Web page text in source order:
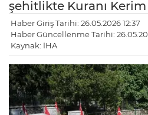
şehitlikte Kuranı
Haber Giriş Tarihi: 26.05.2026 12:37
Haber Güncellenme Tarihi:
Kaynak: İHA